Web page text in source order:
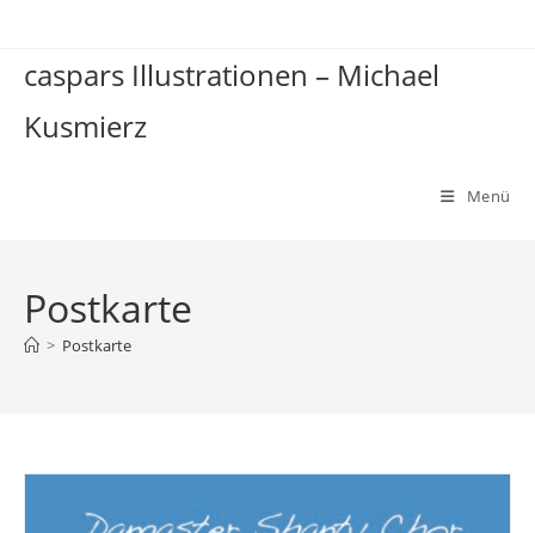
springen
caspars Illustrationen – Michael
Kusmierz
Menü
Postkarte
> Postkarte